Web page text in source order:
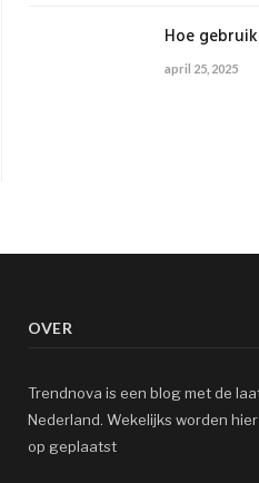
Hoe
april 25, 2025
OVER
Trendnova is een blog met de
Nederland. Wekelijks worden
op geplaatst